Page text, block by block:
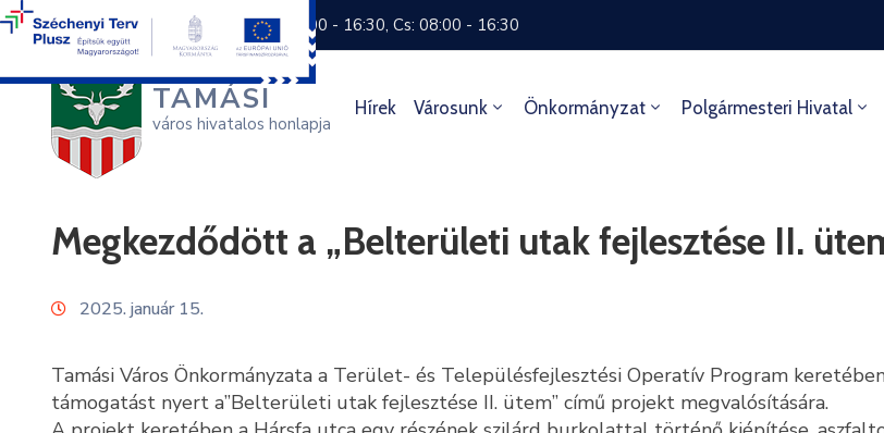
+36 74 570 800 H: 8:00 - 16:30, Cs: 08:00 - 16:30
TAMÁSI
város hivatalos honlapja
Hírek Városunk Önkormányzat Polgármesteri Hivatal
Megkezdődött a „Belterületi utak fejlesztése II.
2025. január 15.
Tamási Város Önkormányzata a Terület- és Településfejlesztési Operatív Program
támogatást nyert a”Belterületi utak fejlesztése II. ütem” című projekt megvalósítására.